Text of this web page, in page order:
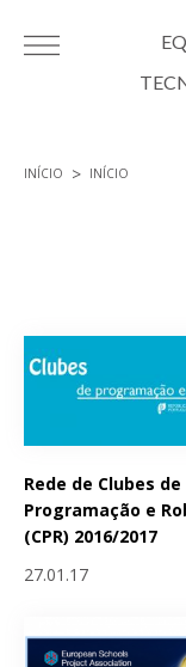
INÍCIO INÍCIO
Rede de Clubes de
Programação e
(CPR) 2016/2017
27.01.17
Páginas